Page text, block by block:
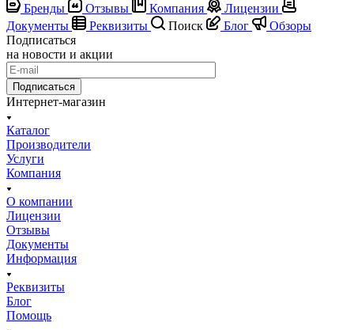
Бренды
Отзывы Компания
Лицензии
Документы
Реквизиты Поиск Блог
Обзоры
Подписаться
на новости и акции
Подписаться
Интернет-магазин
Каталог
Производители
Услуги
Компания
О компании
Лицензии
Отзывы
Документы
Информация
Реквизиты
Блог
Помощь